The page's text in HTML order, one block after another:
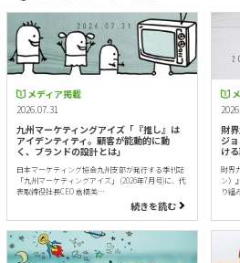
メディア掲載
2026.07.31
九州マーケティングアイズ「『推し』は
アイデンティティ。顧客が能動的に動
く、ブランドの設計とは」
日本マーケティング協会九州支部が発行する季刊誌
「九州マーケティングアイズ」 (2026年7月号)に、代
表取締役社長CEO 倉橋美…
続きを読む
財
ジ
け
財界
ン）
り組